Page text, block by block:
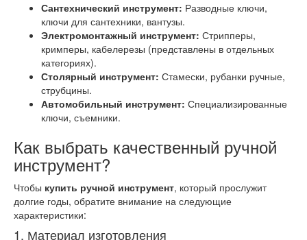
Сантехнический инструмент: Разводные ключи,
ключи для сантехники, вантузы.
Электромонтажный инструмент: Стрипперы,
кримперы, кабелерезы (представлены в отдельных
категориях).
Столярный инструмент: Стамески, рубанки ручные,
струбцины.
Автомобильный инструмент: Специализированные
ключи, съемники.
Как выбрать качественный ручной
инструмент?
Чтобы купить ручной инструмент, который прослужит
долгие годы, обратите внимание на следующие
характеристики:
1. Материал изготовления